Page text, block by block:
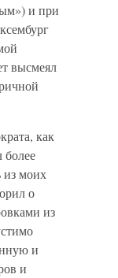
и при
высмеял
как
более
из моих
о
из
и
и